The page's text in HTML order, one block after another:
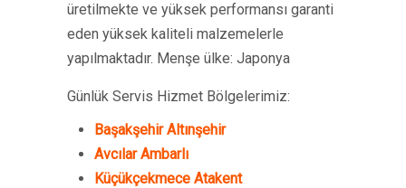
üretilmekte ve yüksek performansı garanti
eden yüksek kaliteli malzemelerle
yapılmaktadır. Menşe ülke: Japonya
Günlük Servis Hizmet Bölgelerimiz:
Başakşehir Altınşehir
Avcılar Ambarlı
Küçükçekmece Atakent